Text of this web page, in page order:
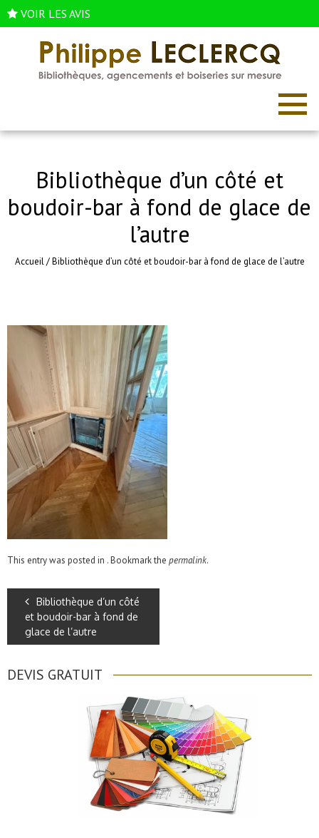
VOIR LES AVIS
Bibliothèque d’un côté et
boudoir-bar à fond de glace de
l’autre
Accueil/Bibliothèque d’un côté et boudoir-bar à fond de glace de l’autre
This entry was posted in . Bookmark the permalink.
Bibliothèque d’un côté
et boudoir-bar à fond de
glace de l’autre
DEVIS GRATUIT